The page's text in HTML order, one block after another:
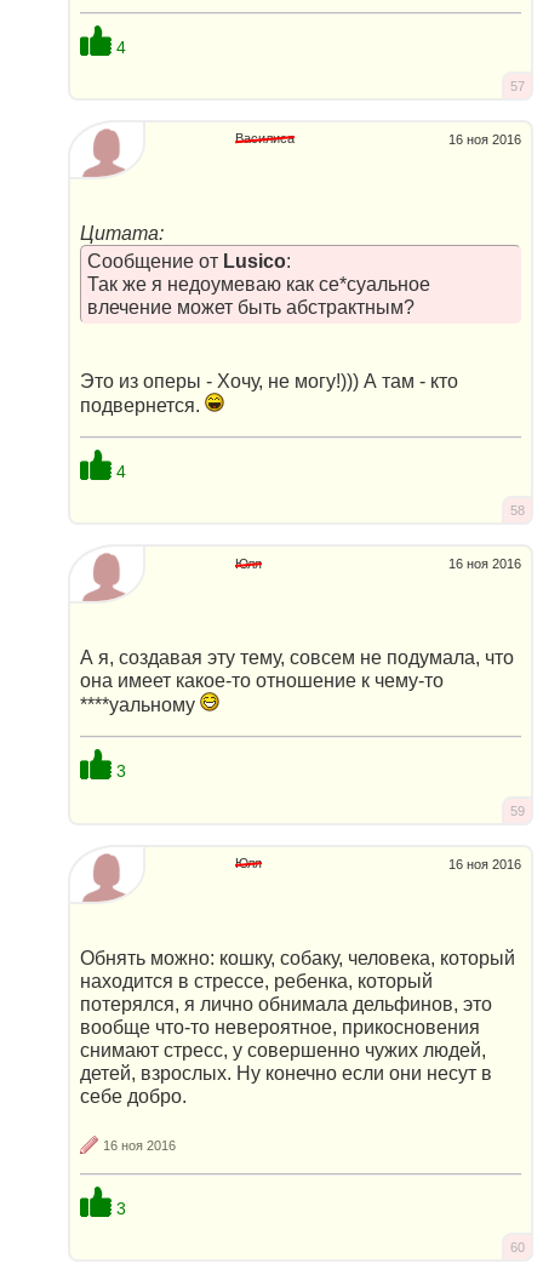
4
57
16 ноя 2016
Василиса
Цитата:
Сообщение от Lusico:
Так же я недоумеваю как ce*суальное
влечение может быть абстрактным?
Это из оперы - Хочу, не могу!))) А там - кто
подвернется.
4
58
16 ноя 2016
Юля
А я, создавая эту тему, совсем не подумала, что
она имеет какое-то отношение к чему-то
****уальному
3
59
16 ноя 2016
Юля
Обнять можно: кошку, собаку, человека, который
находится в стрессе, ребенка, который
потерялся, я лично обнимала дельфинов, это
вообще что-то невероятное, прикосновения
снимают стресс, у совершенно чужих людей,
детей, взрослых. Ну конечно если они несут в
себе добро.
16 ноя 2016
3
60